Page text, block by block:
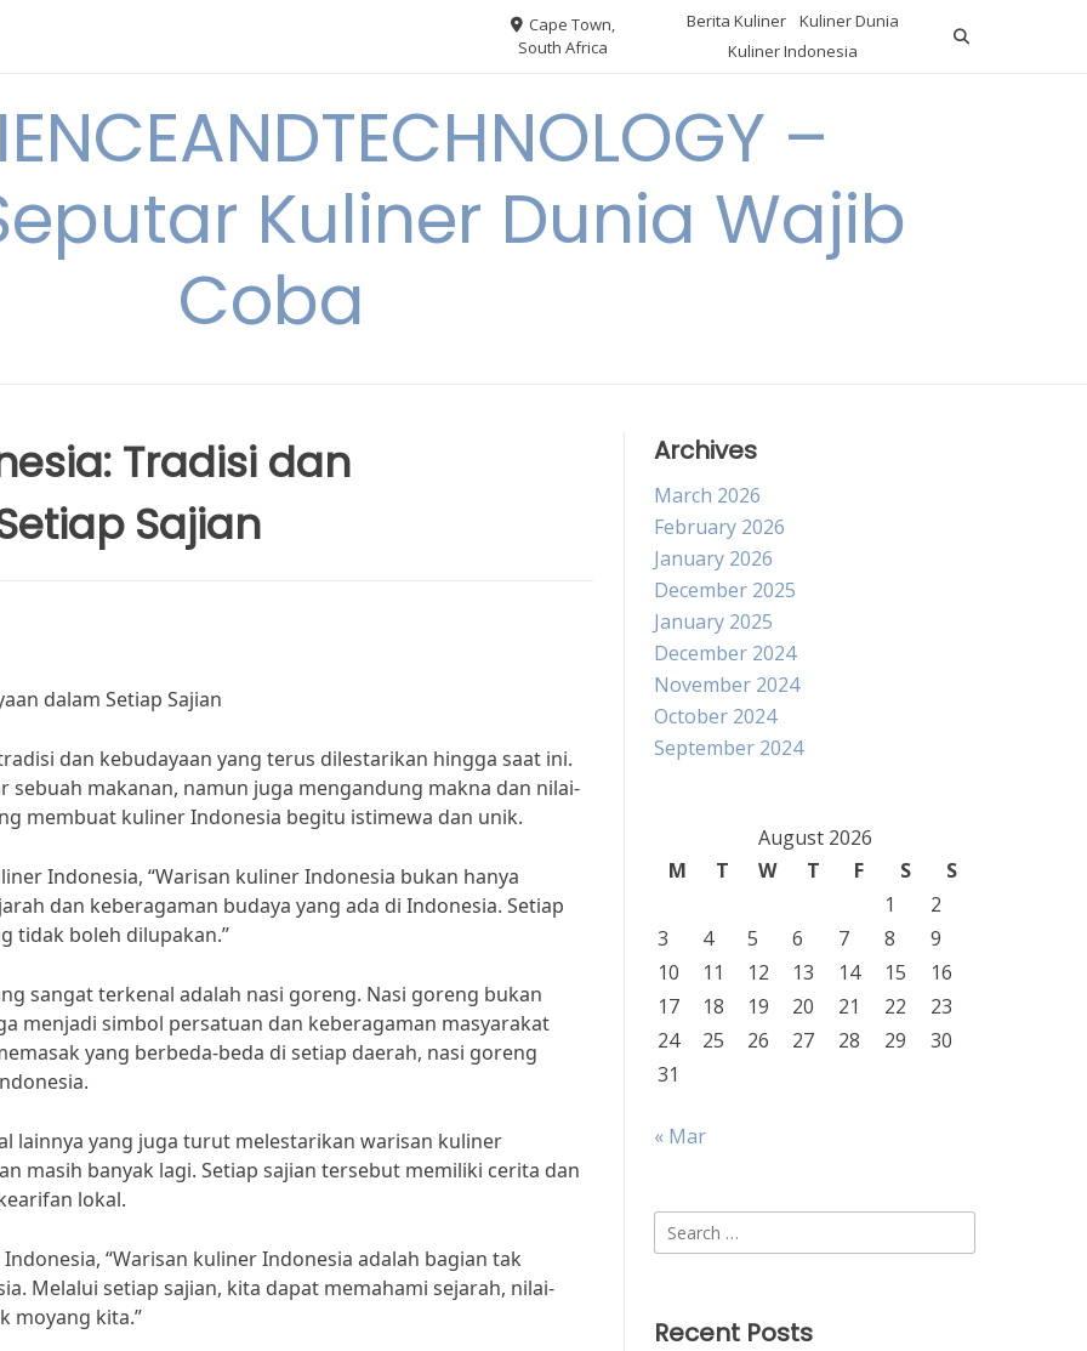
Cape Town,
South Africa
Berita Kuliner
Kuliner Dunia
Kuliner Indonesia
–
Kuliner Dunia Wajib
Coba
Tradisi dan
Sajian
dalam Setiap Sajian
dan kebudayaan yang terus dilestarikan hingga saat ini.
sebuah makanan, namun juga mengandung makna dan nilai-
membuat kuliner Indonesia begitu istimewa dan unik.
Indonesia, “Warisan kuliner Indonesia bukan hanya
dan keberagaman budaya yang ada di Indonesia. Setiap
tidak boleh dilupakan.”
sangat terkenal adalah nasi goreng. Nasi goreng bukan
menjadi simbol persatuan dan keberagaman masyarakat
yang berbeda-beda di setiap daerah, nasi goreng
lainnya yang juga turut melestarikan warisan kuliner
masih banyak lagi. Setiap sajian tersebut memiliki cerita dan
lokal.
“Warisan kuliner Indonesia adalah bagian tak
Melalui setiap sajian, kita dapat memahami sejarah, nilai-
moyang kita.”
Archives
March 2026
February 2026
January 2026
December 2025
January 2025
December 2024
November 2024
October 2024
September 2024
August 2026
M
T W T F S
S
1
2
3
4 5 6 7 8
9
10
11 12 13 14 15
16
17
18 19 20 21 22
23
24
25 26 27 28 29
30
31
« Mar
Search
for:
Recent Posts